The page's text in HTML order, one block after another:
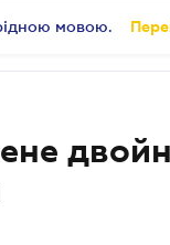
мовою.